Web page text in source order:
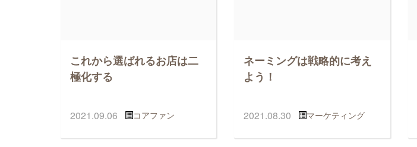
これから選ばれるお店は二
極化する
2021.09.06 コアファン
ネーミングは戦略的に考え
よう！
2021.08.30 マーケティング